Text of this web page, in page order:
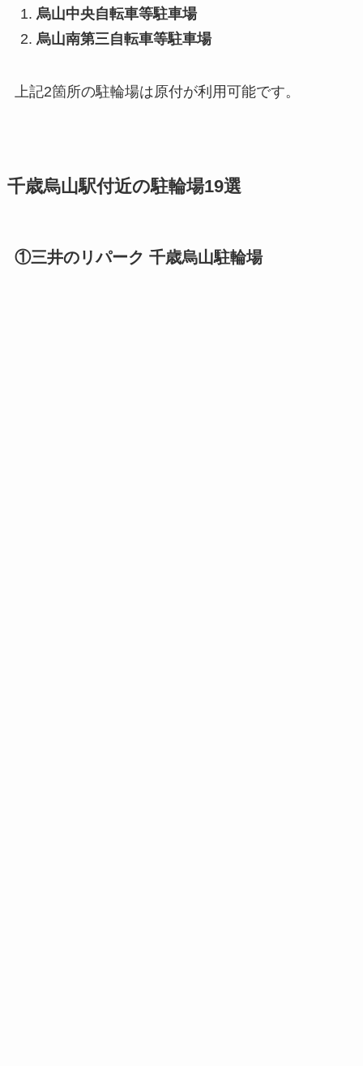
烏山中央自転車等駐車場
烏山南第三自転車等駐車場
上記2箇所の駐輪場は原付が利用可能です。
千歳烏山駅付近の駐輪場19選
①三井のリパーク 千歳烏山駐輪場